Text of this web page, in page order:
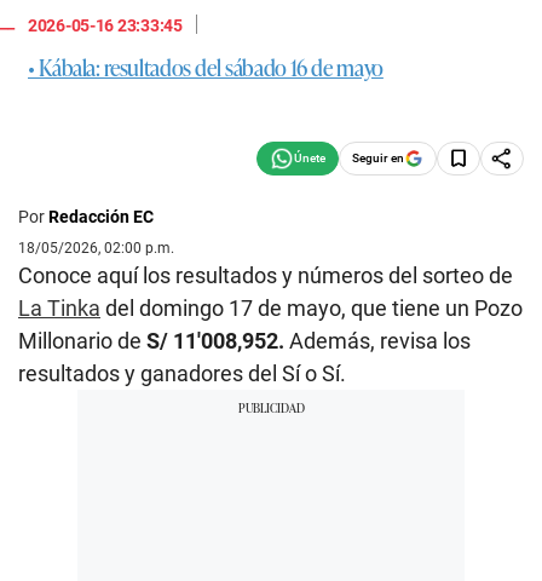
2026-05-16 23:33:45
|
• Kábala: resultados del sábado 16 de mayo
Seguir en
PorRedacción EC
18/05/2026, 02:00 p.m.
Conoce aquí los resultados y números del sorteo de
La Tinka del domingo 17 de mayo, que tiene un Pozo
Millonario de S/ 11′008,952. Además, revisa los
resultados y ganadores del Sí o Sí.